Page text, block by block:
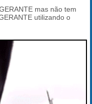
mas não tem
utilizando o